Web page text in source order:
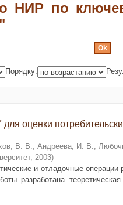
НИР по
Порядку:
оценки
В. В.; Андреева, И. В.;
, 2003)
и отладочные
разработана